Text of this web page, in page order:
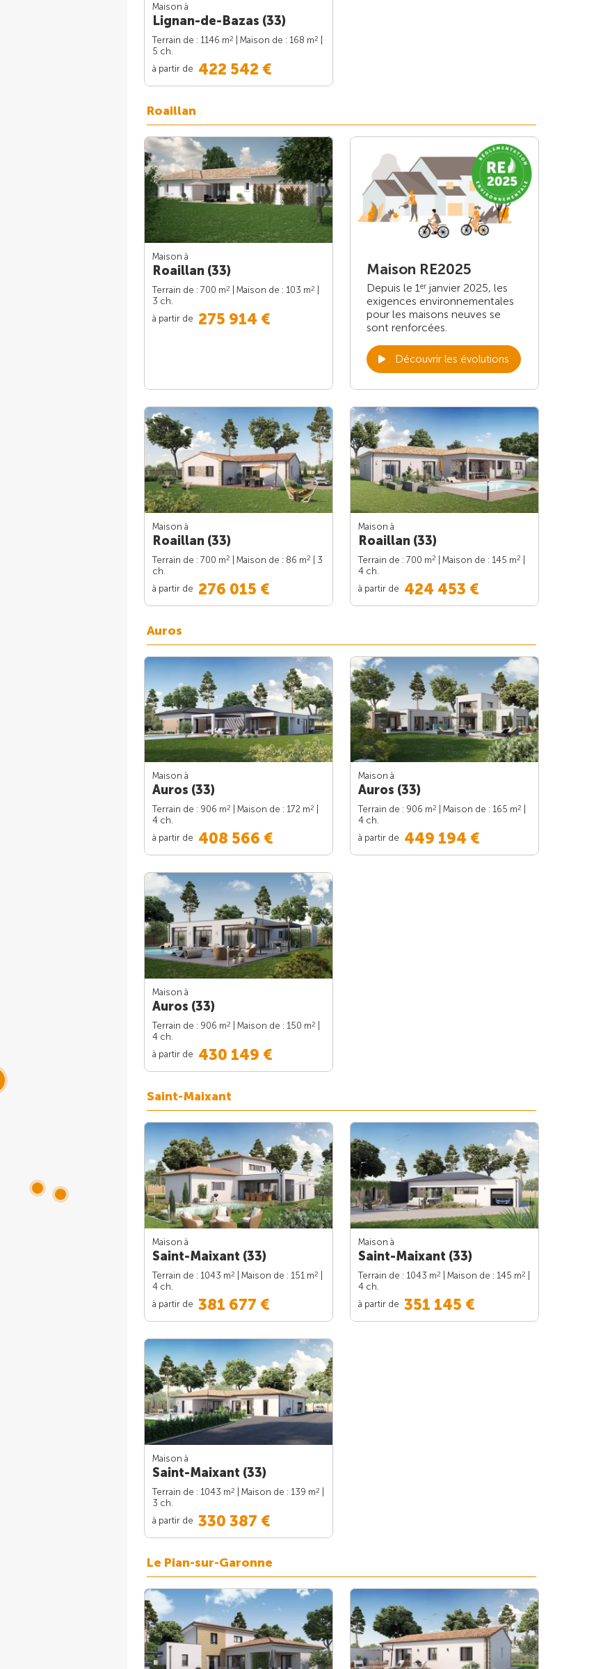
Maison à
Lignan-de-Bazas (33)
Terrain de : 1146 m2 | Maison de : 168 m2
5 ch.
à partir de 422 542 €
Roaillan
Maison à
Roaillan (33)
Terrain de : 700 m2 | Maison de : 103 m2
3 ch.
à partir de 275 914 €
Maison RE2025
Depuis le 1 er janvier 2025, les
exigences environnementales
pour les maisons neuves se
sont renforcées.
Découvrir les évolutions
Maison à
Roaillan (33)
Terrain de : 700 m2 | Maison de : 86 m2
| 3
ch.
à partir de 276 015 €
Maison à
Roaillan (33)
Terrain de : 700 m2 | Maison de : 145 m2
4 ch.
à partir de 424 453 €
Auros
Maison à
Auros (33)
Terrain de : 906 m2 | Maison de : 172 m2
4 ch.
à partir de 408 566 €
Maison à
Auros (33)
Terrain de : 906 m2 | Maison de : 165 m2
4 ch.
à partir de 449 194 €
Maison à
Auros (33)
Terrain de : 906 m2 | Maison de : 150 m2
4 ch.
à partir de 430 149 €
Saint-Maixant
Maison à
Saint-Maixant (33)
Terrain de : 1043 m2 | Maison de : 151 m2
4 ch.
à partir de 381 677 €
Maison à
Saint-Maixant (33)
Terrain de : 1043 m2 | Maison de : 145 m2
4 ch.
à partir de 351 145 €
Maison à
Saint-Maixant (33)
Terrain de : 1043 m2 | Maison de : 139 m2
3 ch.
à partir de 330 387 €
Le Pian-sur-Garonne